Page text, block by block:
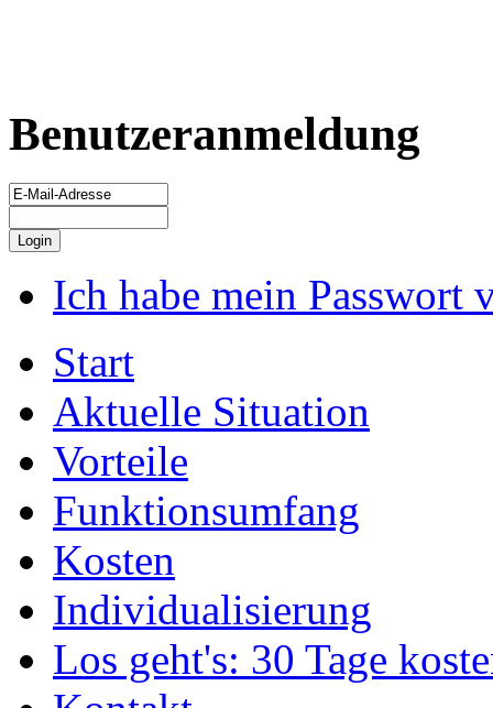
Benutzeranmeldung
Ich habe mein Passwort
Start
Aktuelle Situation
Vorteile
Funktionsumfang
Kosten
Individualisierung
Los geht's: 30 Tage